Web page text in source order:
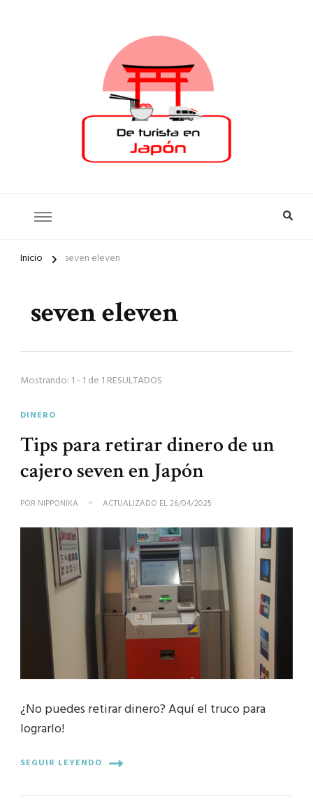
De turista
en Japón
Inicio seven eleven
seven eleven
Mostrando: 1 - 1 de 1 RESULTADOS
DINERO
Tips para retirar dinero de un
cajero seven en Japón
POR NIPPONIKA ACTUALIZADO EL26/04/2025
¿No puedes retirar dinero? Aquí el truco para
lograrlo!
SEGUIR LEYENDO